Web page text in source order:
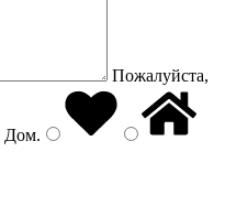
Пожалуйста,
Дом.